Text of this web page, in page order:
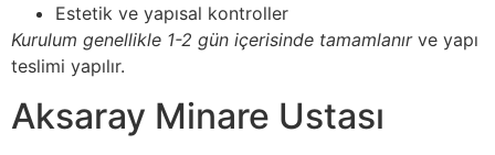
Estetik ve yapısal kontroller
Kurulum genellikle 1-2 gün içerisinde tamamlanırve yapı
teslimi yapılır.
Aksaray Minare Ustası